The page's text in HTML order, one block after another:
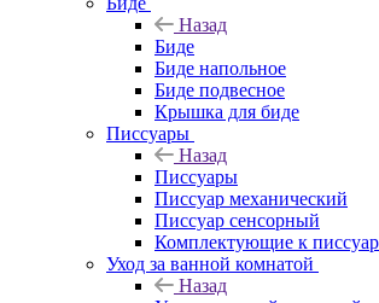
Назад
Биде
Биде напольное
Биде подвесное
Крышка для биде
Писсуары
Назад
Писсуары
Писсуар механический
Писсуар сенсорный
Комплектующие к
Уход за ванной комнатой
Назад